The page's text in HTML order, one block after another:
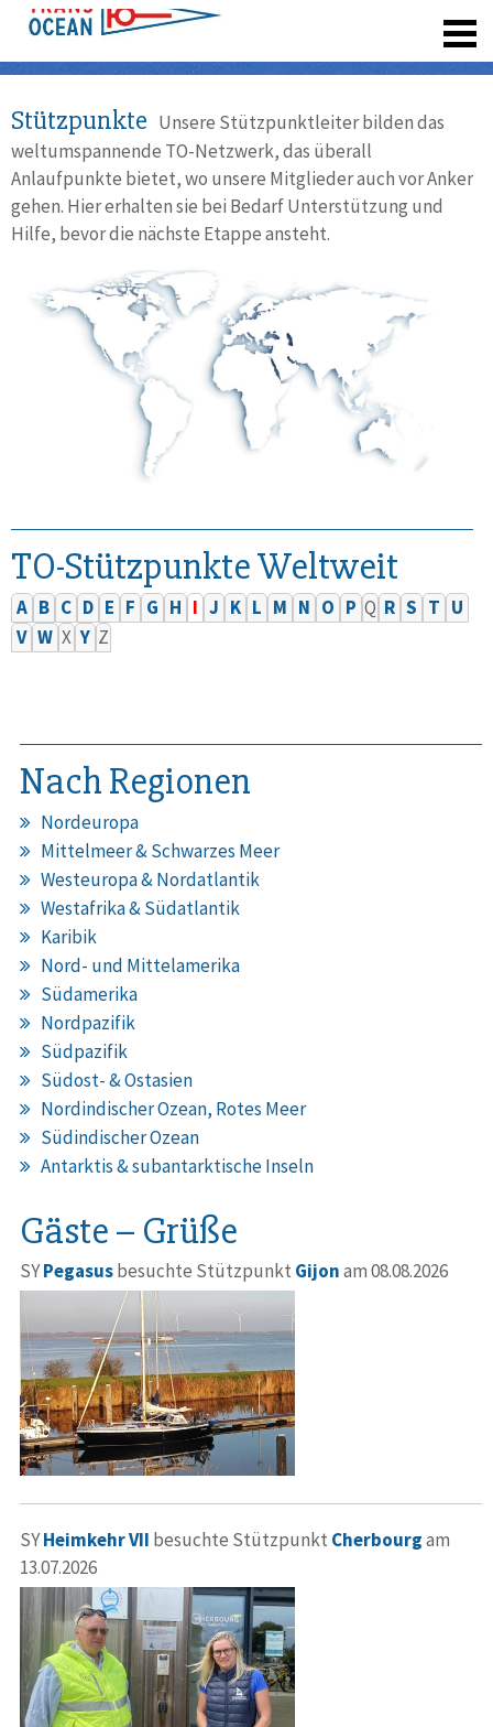
Stützpunkte Unsere Stützpunktleiter bilden das
weltumspannende TO-Netzwerk, das überall
Anlaufpunkte bietet, wo unsere Mitglieder auch vor Anker
gehen. Hier erhalten sie bei Bedarf Unterstützung und
Hilfe, bevor die nächste Etappe ansteht.
TO-Stützpunkte Weltweit
A B C D E F G H I J K L M N O P Q R S T U
V W X Y Z
Nach Regionen
Nordeuropa
Mittelmeer & Schwarzes Meer
Westeuropa & Nordatlantik
Westafrika & Südatlantik
Karibik
Nord- und Mittelamerika
Südamerika
Nordpazifik
Südpazifik
Südost- & Ostasien
Nordindischer Ozean, Rotes Meer
Südindischer Ozean
Antarktis & subantarktische Inseln
Gäste – Grüße
SYPegasusbesuchte Stützpunkt Gijonam 08.08.2026
SYHeimkehr VII besuchte Stützpunkt Cherbourgam
13.07.2026